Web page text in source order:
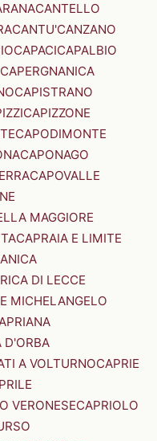
CANTELLO
CANTU'CANZANO
CAPACICAPALBIO
CAPERGNANICA
CAPISTRANO
CAPIZZONE
CAPODIMONTE
CAPONAGO
CAPOVALLE
MAGGIORE
CAPRAIA E LIMITE
DI LECCE
MICHELANGELO
D'ORBA
A VOLTURNOCAPRIE
VERONESECAPRIOLO